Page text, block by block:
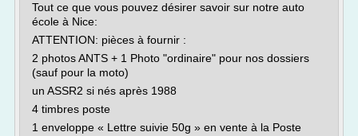
Tout ce que vous pouvez désirer savoir sur notre auto
école à Nice:
ATTENTION: pièces à fournir :
2 photos ANTS + 1 Photo "ordinaire" pour nos dossiers
(sauf pour la moto)
un ASSR2 si nés après 1988
4 timbres poste
1 enveloppe « Lettre suivie 50g » en vente à la Poste